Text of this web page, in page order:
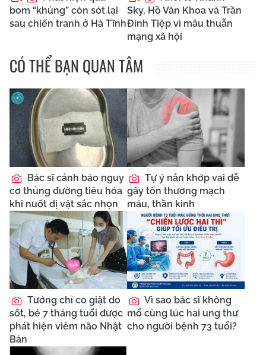
bom “khủng” còn sót lại
sau chiến tranh ở Hà Tĩnh
Sky, Hồ Văn Khoa và Trần
Đình Tiệp vì mâu thuẫn
mạng xã hội
CÓ THỂ BẠN QUAN TÂM
Bác sĩ cảnh báo nguy
cơ thủng đường tiêu hóa
khi nuốt dị vật sắc nhọn
Tự ý nắn khớp vai dễ
gây tổn thương mạch
máu, thần kinh
Tưởng chỉ co giật do
sốt, bé 7 tháng tuổi được
phát hiện viêm não Nhật
Bản
Vì sao bác sĩ không
mổ cùng lúc hai ung thư
cho người bệnh 73 tuổi?